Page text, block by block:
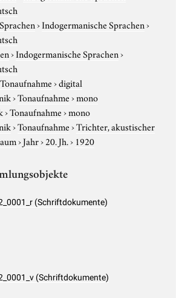
Sprachen›Indogermanische Sprachen›
›Indogermanische Sprachen›
Tonaufnahme›digital
›Tonaufnahme›mono
›Tonaufnahme›mono
›Tonaufnahme›Trichter, akustischer
›Jahr›20. Jh.› 1920
(Schriftdokumente)
(Schriftdokumente)